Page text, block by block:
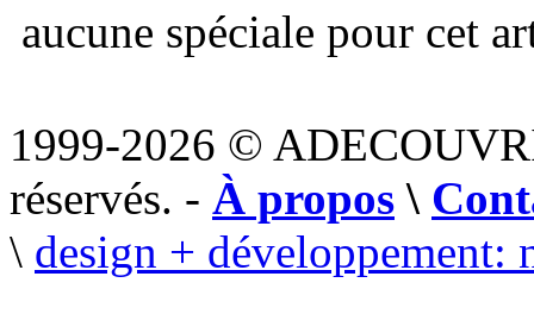
aucune spéciale pour cet
1999-2026 ©
réservés. - À propos \
\ design + développement: